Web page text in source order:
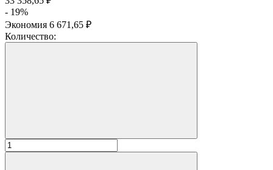
- 19%
Экономия 6 671,65 ₽
Количество: